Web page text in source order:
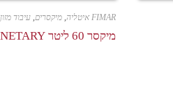
FIMAR איטליה ,מיקסרים,עיבוד מזון
מיקסר 60 ליטר PLANETARY